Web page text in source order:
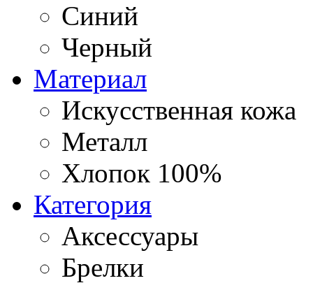
Синий
Черный
Материал
Искусственная кожа
Металл
Хлопок 100%
Категория
Аксессуары
Брелки